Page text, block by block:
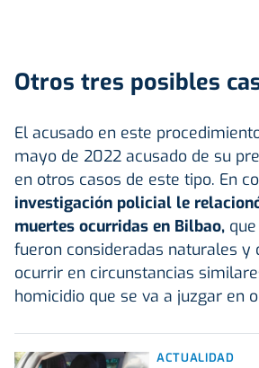
Otros tres posibles
El acusado en este
mayo de 2022 acusado de su
en otros casos de este tipo. En
investigación policial le
muertes ocurridas en Bilbao,
fueron consideradas naturales y
ocurrir en circunstancias
homicidio que se va a juzgar en
ACTUALIDAD